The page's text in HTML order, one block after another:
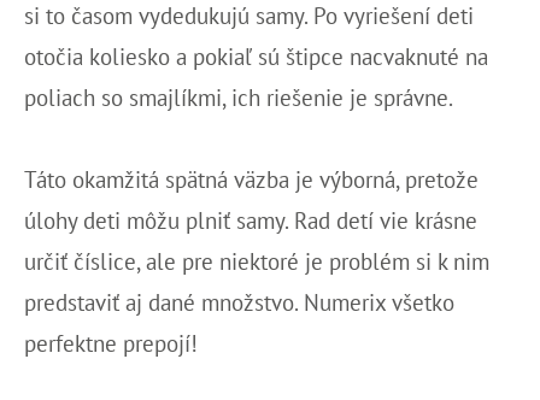
si to časom vydedukujú samy. Po vyriešení deti
otočia koliesko a pokiaľ sú štipce nacvaknuté na
poliach so smajlíkmi, ich riešenie je správne.
Táto okamžitá spätná väzba je výborná, pretože
úlohy deti môžu plniť samy. Rad detí vie krásne
určiť číslice, ale pre niektoré je problém si k nim
predstaviť aj dané množstvo. Numerix všetko
perfektne prepojí!